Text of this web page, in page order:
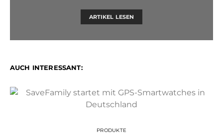
ARTIKEL LESEN
AUCH INTERESSANT:
PRODUKTE